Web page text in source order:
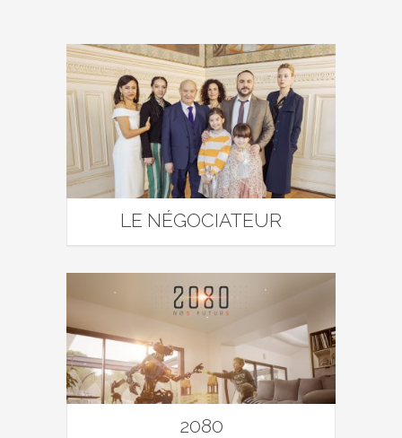
LE NÉGOCIATEUR
2080